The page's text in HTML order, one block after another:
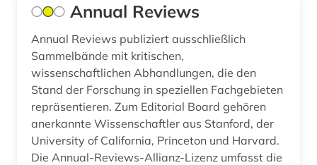
geografie (1)
geowissenschaften (1)
gerichtliche wissenschaften (1)
germanistik (1)
gerontologie (1)
geschichte (4)
Annual Reviews
Annual Reviews publiziert ausschließlich
Sammelbände mit kritischen,
wissenschaftlichen Abhandlungen, die den
Stand der Forschung in speziellen Fachgebieten
repräsentieren. Zum Editorial Board gehören
anerkannte Wissenschaftler aus Stanford, der
University of California, Princeton und Harvard.
Die Annual-Reviews-Allianz-Lizenz umfasst die